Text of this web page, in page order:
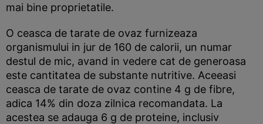
mai bine proprietatile.
O ceasca de tarate de ovaz furnizeaza
organismului in jur de 160 de calorii, un numar
destul de mic, avand in vedere cat de generoasa
este cantitatea de substante nutritive. Aceeasi
ceasca de tarate de ovaz contine 4 g de fibre,
adica 14% din doza zilnica recomandata. La
acestea se adauga 6 g de proteine, inclusiv